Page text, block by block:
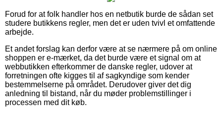
Forud for at folk handler hos en netbutik burde de sådan set
studere butikkens regler, men det er uden tvivl et omfattende
arbejde.
Et andet forslag kan derfor være at se nærmere på om online
shoppen er e-mærket, da det burde være et signal om at
webbutikken efterkommer de danske regler, udover at
forretningen ofte kigges til af sagkyndige som kender
bestemmelserne på området. Derudover giver det dig
anledning til bistand, når du møder problemstillinger i
processen med dit køb.